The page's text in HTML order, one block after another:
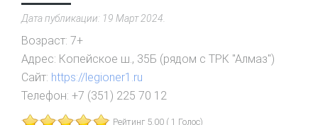
Дата публикации: 19 Март 2024
Возраст: 7+
Адрес: Копейское ш., 35Б (рядом с ТРК "Алмаз")
Сайт: https://legioner1.ru
Телефон: +7 (351) 225 70 12
Рейтинг 5.00 ( 1 Голос)